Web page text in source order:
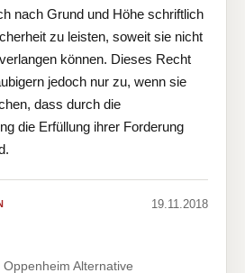
nach Grund und Höhe schriftlich
zu leisten, soweit sie nicht
können. Dieses Recht
jedoch nur zu, wenn sie
dass durch die
die Erfüllung ihrer Forderung
19.11.2018
Alternative